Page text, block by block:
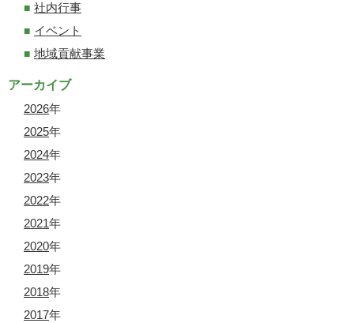
社内行事
イベント
地域貢献事業
アーカイブ
2026年
2025年
2024年
2023年
2022年
2021年
2020年
2019年
2018年
2017年